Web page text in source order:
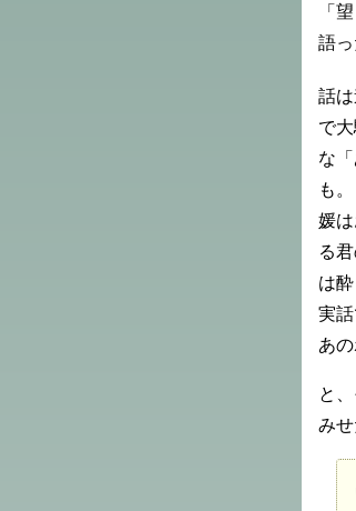
「
語
話
で
な
も
媛
る
は
実
あ
と
み